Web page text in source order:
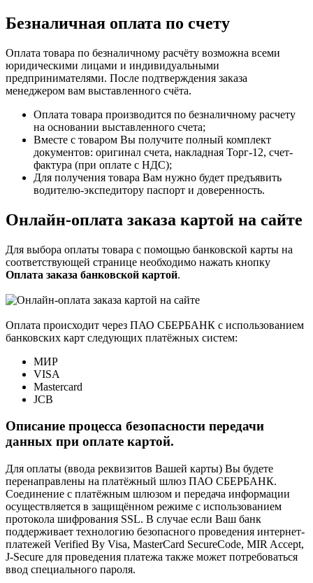
Безналичная оплата по счету
Оплата товара по безналичному расчёту возможна всеми
юридическими лицами и индивидуальными
предпринимателями. После подтверждения заказа
менеджером вам выставленного счёта.
Оплата товара производится по безналичному расчету
на основании выставленного счета;
Вместе с товаром Вы получите полный комплект
документов: оригинал счета, накладная Торг-12, счет-
фактура (при оплате с НДС);
Для получения товара Вам нужно будет предъявить
водителю-экспедитору паспорт и доверенность.
Онлайн-оплата заказа картой на сайте
Для выбора оплаты товара с помощью банковской карты на
соответствующей странице необходимо нажать кнопку
Оплата заказа банковской картой.
Оплата происходит через ПАО СБЕРБАНК с использованием
банковских карт следующих платёжных систем:
МИР
VISA
Mastercard
JCB
Описание процесса безопасности передачи
данных при оплате картой.
Для оплаты (ввода реквизитов Вашей карты) Вы будете
перенаправлены на платёжный шлюз ПАО СБЕРБАНК.
Соединение с платёжным шлюзом и передача информации
осуществляется в защищённом режиме с использованием
протокола шифрования SSL. В случае если Ваш банк
поддерживает технологию безопасного проведения интернет-
платежей Verified By Visa, MasterCard SecureCode, MIR Accept,
J-Secure для проведения платежа также может потребоваться
ввод специального пароля.